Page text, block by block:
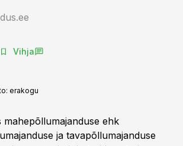
Vihja
erakogu
mahepõllumajanduse ehk
ja tavapõllumajanduse